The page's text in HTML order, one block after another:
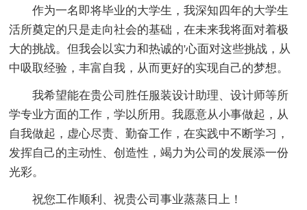
作为一名即将毕业的大学生，我深知四年的大学生
活所奠定的只是走向社会的基础，在未来我将面对着极
大的挑战。但我会以实力和热诚的'心面对这些挑战，从
中吸取经验，丰富自我，从而更好的实现自己的梦想。
我希望能在贵公司胜任服装设计助理、设计师等所
学专业方面的工作，学以所用。我愿意从小事做起，从
自我做起，虚心尽责、勤奋工作，在实践中不断学习，
发挥自己的主动性、创造性，竭力为公司的发展添一份
光彩。
祝您工作顺利、祝贵公司事业蒸蒸日上！